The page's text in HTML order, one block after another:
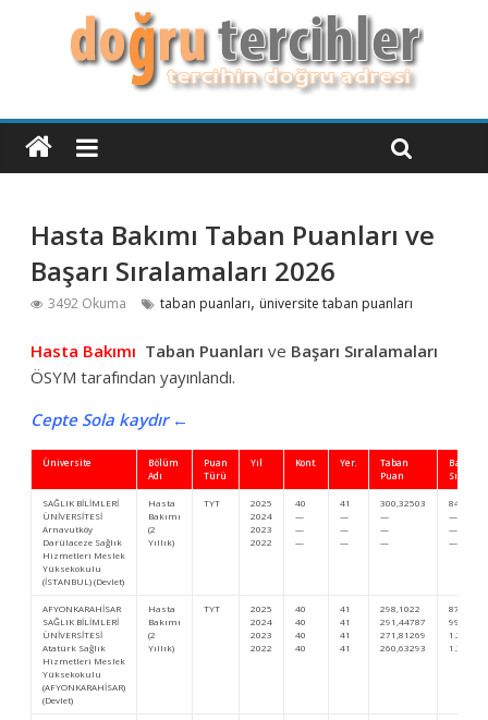
Hasta Bakımı Taban Puanları ve
Başarı Sıralamaları 2026
3492 Okuma taban puanları, üniversite taban puanları
Hasta Bakımı Taban Puanları ve Başarı Sıralamaları
ÖSYM tarafından yayınlandı.
Cepte Sola kaydır ←
Üniversite
Bölüm
Adı
Puan
Türü
Yıl Kont. Yer.
Taban
Puan
Başarı
Sıra
SAĞLIK BİLİMLERİ
ÜNİVERSİTESİ
Arnavutköy
Darülaceze Sağlık
Hizmetleri Meslek
Yüksekokulu
(İSTANBUL) (Devlet)
Hasta
Bakımı
(2
Yıllık)
TYT
2025
2024
2023
2022
40
—
—
—
41
—
—
—
300,32503
—
—
—
847.438
—
—
—
AFYONKARAHİSAR
SAĞLIK BİLİMLERİ
ÜNİVERSİTESİ
Atatürk Sağlık
Hizmetleri Meslek
Yüksekokulu
(AFYONKARAHİSAR)
(Devlet)
Hasta
Bakımı
(2
Yıllık)
TYT
2025
2024
2023
2022
40
40
40
40
41
41
41
41
298,1022
291,44787
271,81269
260,63293
874.214
996.875